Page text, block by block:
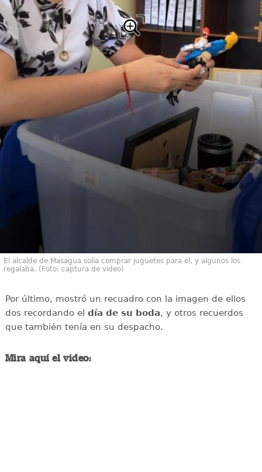
El alcalde de Masagua solía comprar juguetes para él, y algunos los
regalaba. (Foto: captura de video)
Por último, mostró un recuadro con la imagen de ellos
dos recordando el día de su boda, y otros recuerdos
que también tenía en su despacho.
Mira aquí el video: